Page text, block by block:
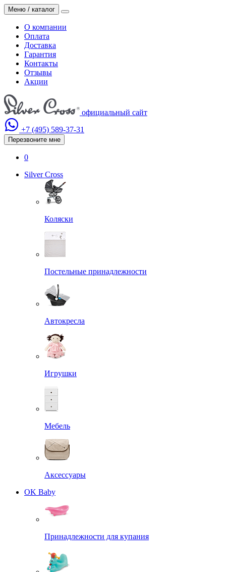
Меню / каталог
О компании
Оплата
Доставка
Гарантия
Контакты
Отзывы
Акции
официальный сайт
+7 (495) 589-37-31
Перезвоните мне
0
Silver Cross
Коляски
Постельные принадлежности
Автокресла
Игрушки
Мебель
Аксессуары
OK Baby
Принадлежности для купания